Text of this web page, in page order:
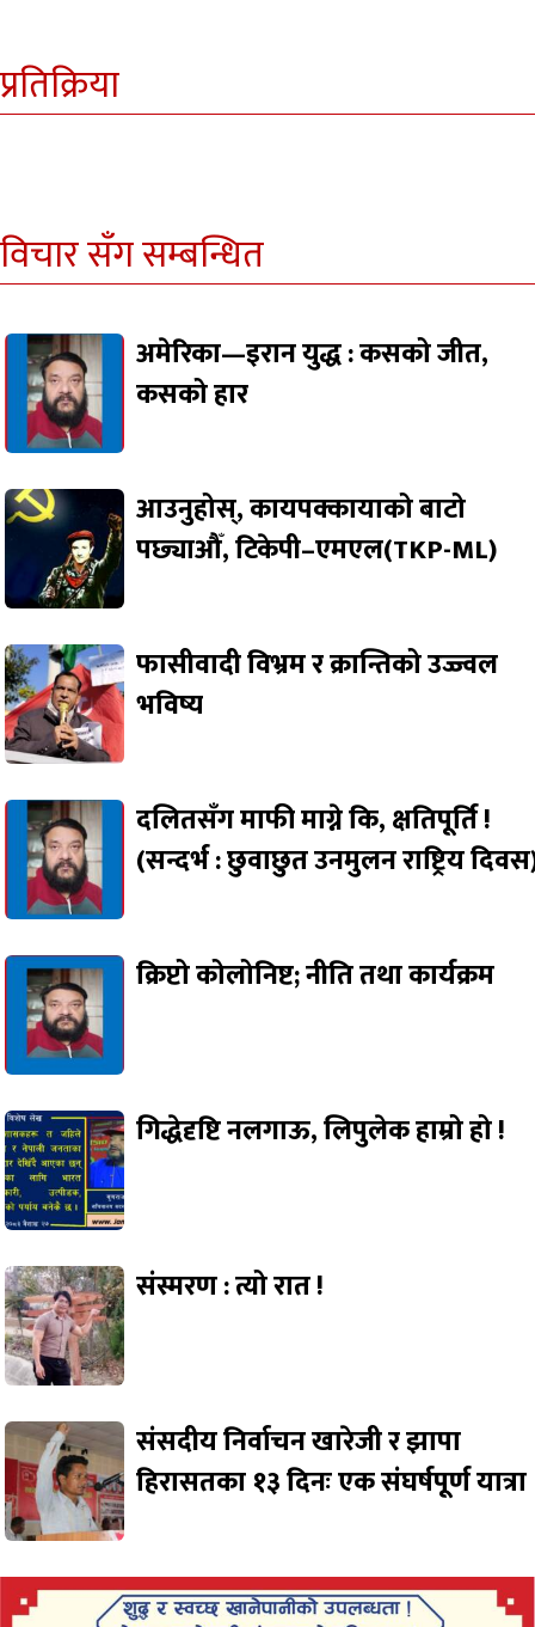
प्रतिक्रिया
विचार सँग सम्बन्धित
अमेरिका—इरान युद्ध : कसको जीत,
कसको हार
आउनुहोस्, कायपक्कायाको बाटो
पछ्याऔँ, टिकेपी–एमएल(TKP-ML)
फासीवादी विभ्रम र क्रान्तिको उज्ज्वल
भविष्य
दलितसँग माफी माग्ने कि, क्षतिपूर्ति !
(सन्दर्भ : छुवाछुत उनमुलन राष्ट्रिय
क्रिप्टो कोलोनिष्ट; नीति तथा कार्यक्रम
गिद्धेदृष्टि नलगाऊ, लिपुलेक हाम्रो हो !
संस्मरण : त्यो रात !
संसदीय निर्वाचन खारेजी र झापा
हिरासतका १३ दिनः एक संघर्षपूर्ण यात्रा